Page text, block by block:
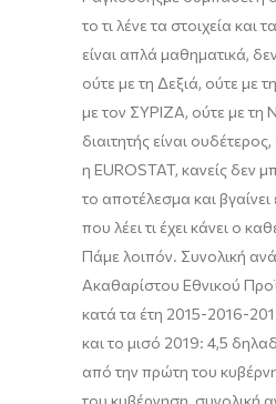
το τι λένε τα στοιχεία και
είναι απλά μαθηματικά,
ούτε με τη Δεξιά, ούτε με
με τον ΣΥΡΙΖΑ, ούτε με τη
διαιτητής είναι
η EUROSTAT, κανείς δεν
το αποτέλεσμα και
που λέει τι έχει κάνει ο
Πάμε λοιπόν. Συνολική
Ακαθαρίστου Εθνικού Π
κατά τα έτη 2015-2016-
και το μισό 2019: 4,5
από την πρώτη του